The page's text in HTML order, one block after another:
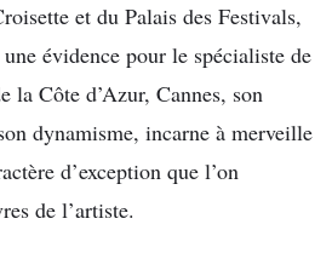
et du Palais des Festivals,
évidence pour le spécialiste de
la Côte d’Azur, Cannes, son
dynamisme, incarne à merveille
d’exception que l’on
de l’artiste.